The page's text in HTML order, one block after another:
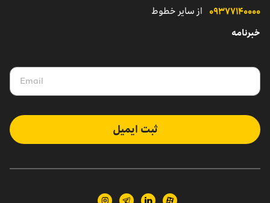
۰۹۳۷۷۱۴۰۰۰۰ از سایر خطوط
خبرنامه
ثبت ایمیل